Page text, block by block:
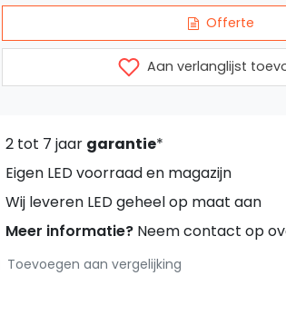
Offerte
Aan verlanglijst
2 tot 7 jaar garantie*
Eigen LED voorraad en magazijn
Wij leveren LED geheel op maat aan
Meer informatie? Neem contact op
Toevoegen aan vergelijking